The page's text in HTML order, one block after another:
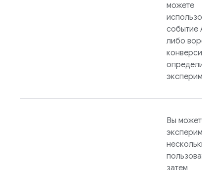
можете
использовать
событие
либо воронку
конверсии,
определить
эксперимента.
Вы можете
эксперимент с
несколькими
затем